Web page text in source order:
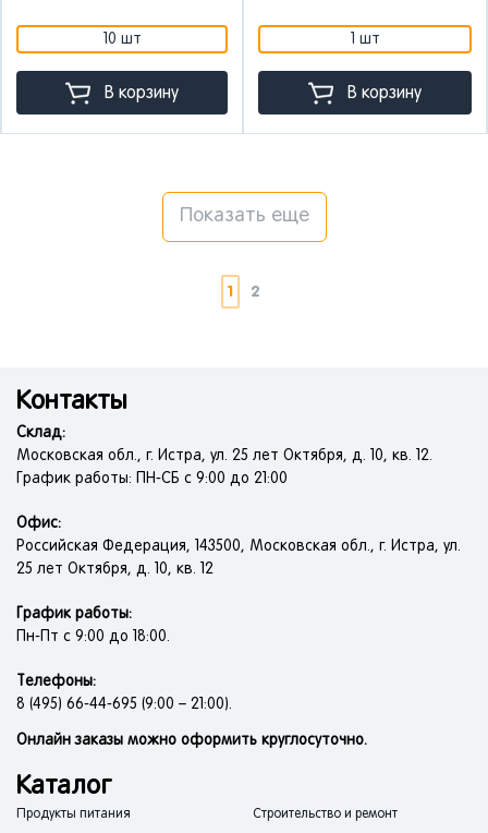
10 шт
В корзину
1 шт
В корзину
Показать еще
1 2
Контакты
Склад:
Московская обл., г. Истра, ул. 25 лет Октября, д. 10, кв. 12.
График работы: ПН-СБ с 9:00 до 21:00
Офис:
Российская Федерация, 143500, Московская обл., г. Истра, ул.
25 лет Октября, д. 10, кв. 12
График работы:
Пн-Пт с 9:00 до 18:00.
Телефоны:
8 (495) 66-44-695 (9:00 – 21:00).
Онлайн заказы можно оформить круглосуточно.
Каталог
Продукты питания Строительство и ремонт